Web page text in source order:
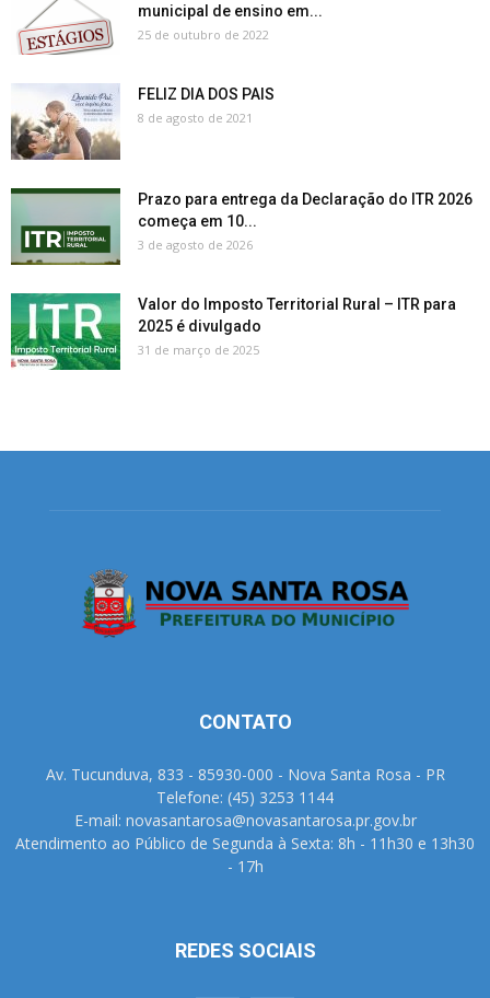
municipal de ensino em...
25 de outubro de 2022
FELIZ DIA DOS PAIS
8 de agosto de 2021
Prazo para entrega da Declaração do ITR 2026
começa em 10...
3 de agosto de 2026
Valor do Imposto Territorial Rural – ITR para
2025 é divulgado
31 de março de 2025
CONTATO
Av. Tucunduva, 833 - 85930-000 - Nova Santa Rosa - PR
Telefone: (45) 3253 1144
E-mail: novasantarosa@novasantarosa.pr.gov.br
Atendimento ao Público de Segunda à Sexta: 8h - 11h30 e 13h30
- 17h
REDES SOCIAIS